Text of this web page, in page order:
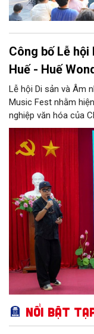
Công bố Lễ hội
Huế - Huế
Lễ hội Di sản và Âm
Music Fest nhằm
nghiệp văn hóa của
thành Thành phố
Nổi bật